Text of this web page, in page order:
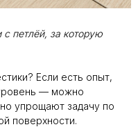
с петлёй, за которую
Если есть опыт,
— можно
упрощают задачу по
поверхности.